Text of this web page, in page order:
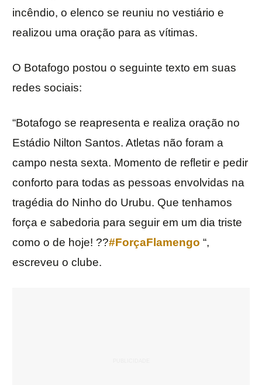
incêndio, o elenco se reuniu no vestiário e
realizou uma oração para as vítimas.
O Botafogo postou o seguinte texto em suas
redes sociais:
“Botafogo se reapresenta e realiza oração no
Estádio Nilton Santos. Atletas não foram a
campo nesta sexta. Momento de refletir e pedir
conforto para todas as pessoas envolvidas na
tragédia do Ninho do Urubu. Que tenhamos
força e sabedoria para seguir em um dia triste
como o de hoje! ??#ForçaFlamengo “,
escreveu o clube.